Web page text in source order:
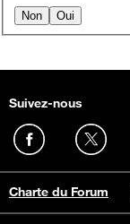
Non Oui
Suivez-nous
Charte du Forum